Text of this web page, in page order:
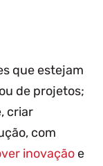
que estejam
de projetos;
criar
com
inovação e